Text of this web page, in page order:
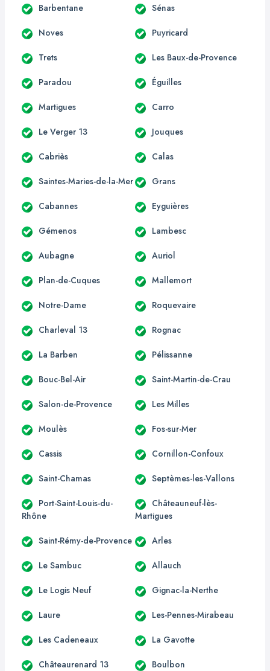
Barbentane Sénas
Noves Puyricard
Trets Les Baux-de-Provence
Paradou Éguilles
Martigues Carro
Le Verger 13 Jouques
Cabriès Calas
Saintes-Maries-de-la-Mer Grans
Cabannes Eyguières
Gémenos Lambesc
Aubagne Auriol
Plan-de-Cuques Mallemort
Notre-Dame Roquevaire
Charleval 13 Rognac
La Barben Pélissanne
Bouc-Bel-Air Saint-Martin-de-Crau
Salon-de-Provence Les Milles
Moulès Fos-sur-Mer
Cassis Cornillon-Confoux
Saint-Chamas Septèmes-les-Vallons
Port-Saint-Louis-du-
Rhône
Châteauneuf-lès-
Martigues
Saint-Rémy-de-Provence Arles
Le Sambuc Allauch
Le Logis Neuf Gignac-la-Nerthe
Laure Les-Pennes-Mirabeau
Les Cadeneaux La Gavotte
Châteaurenard 13 Boulbon